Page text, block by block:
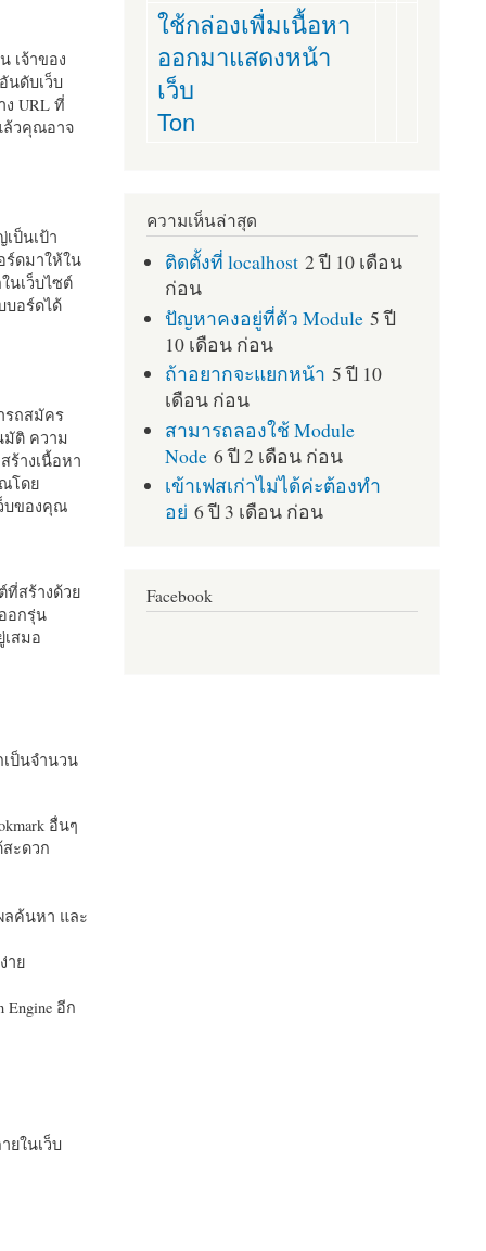
เจ้าของ
นดับเว็บ
URL ที่
ล้วคุณอาจ
ป็นเป้า
ร์ดมาให้ใน
นเว็บไซต์
บอร์ดได้
รถสมัคร
มัติ ความ
ร้างเนื้อหา
ณโดย
บของคุณ
ที่สร้างด้วย
อกรุ่น
สมอ
ป็นจำนวน
อื่นๆ
สะดวก
ลค้นหา และ
าย
อีก
ยในเว็บ
ใช้กล่องเพื่มเนื้อหา
ออกมาแสดงหน้า
เว็บ
Ton
ความเห็นล่าสุด
ติดตั้งที่ localhost 2 ปี 10 เดือน
ก่อน
ปัญหาคงอยู่ที่ตัว Module 5 ปี
10 เดือน ก่อน
ถ้าอยากจะแยกหน้า 5 ปี 10
เดือน ก่อน
สามารถลองใช้ Module
Node 6 ปี 2 เดือน ก่อน
เข้าเฟสเก่าไม่ได้ค่ะต้องทำ
อย่ 6 ปี 3 เดือน ก่อน
Facebook